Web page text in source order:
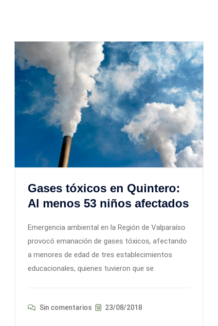
Gases tóxicos en Quintero:
Al menos 53 niños afectados
Emergencia ambiental en la Región de Valparaíso
provocó emanación de gases tóxicos, afectando
a menores de edad de tres establecimientos
educacionales, quienes tuvieron que se
Sin comentarios 23/08/2018